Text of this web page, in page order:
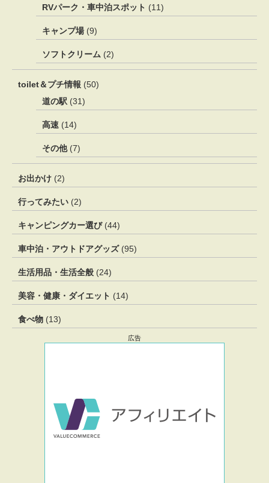
RVパーク・車中泊スポット (11)
キャンプ場 (9)
ソフトクリーム (2)
toilet＆プチ情報 (50)
道の駅 (31)
高速 (14)
その他(7)
お出かけ (2)
行ってみたい (2)
キャンピングカー選び(44)
車中泊・アウトドアグッズ(95)
生活用品・生活全般 (24)
美容・健康・ダイエット (14)
食べ物 (13)
広告